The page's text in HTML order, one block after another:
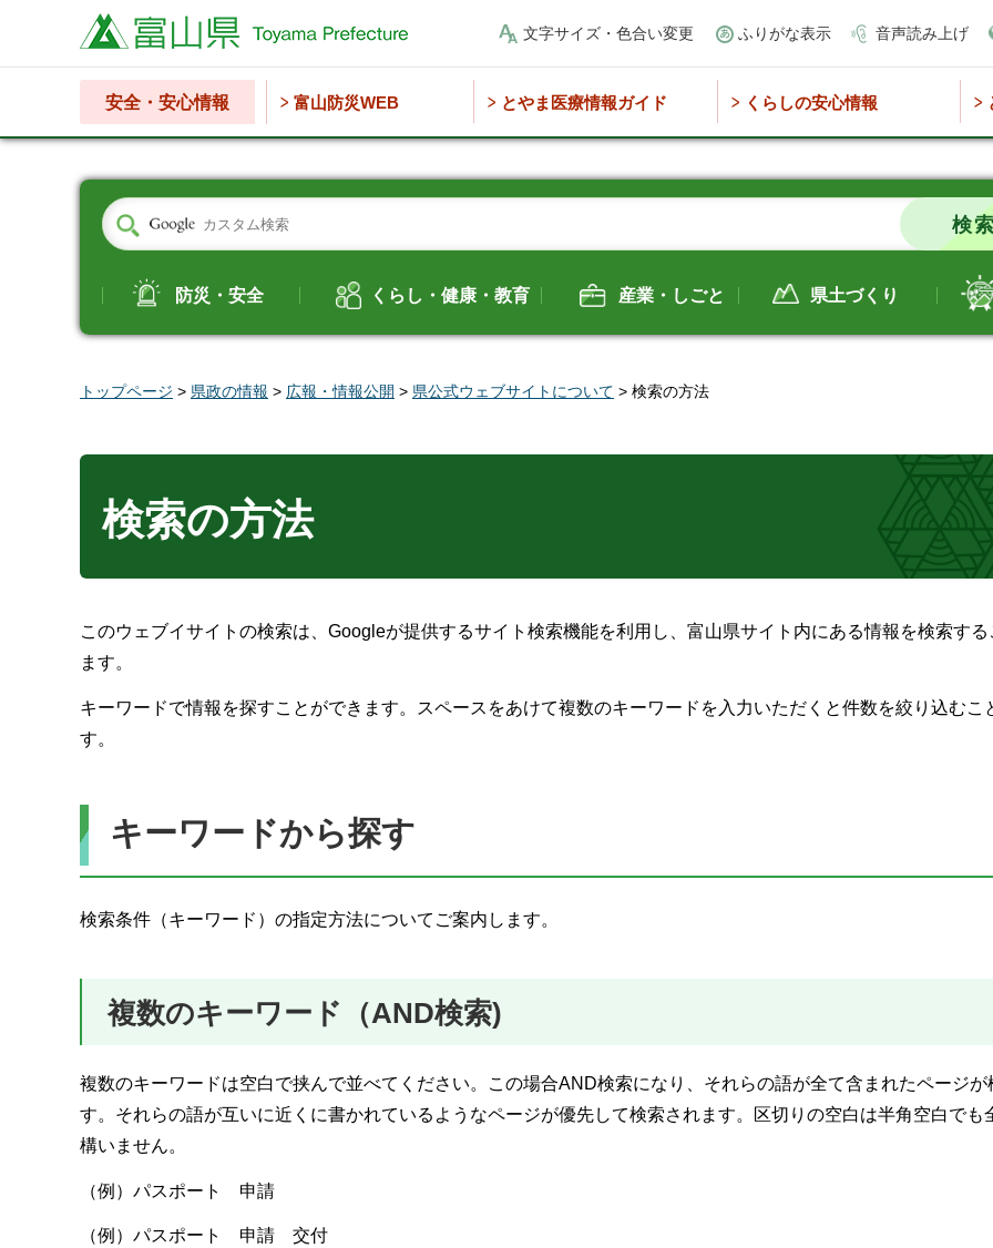
富山県 文字サイズ・色合い変更 ふりがな表示 音声読み上げ
安全・安心情報 富山防災WEB とやま医療情報ガイド くらしの安心情報
防災・安全 くらし・健康・教育 産業・しごと 県土づくり
トップページ > 県政の情報 > 広報・情報公開 > 県公式ウェブサイトについて > 検索の方法
検索の方法
このウェブイサイトの検索は、Googleが提供するサイト検索機能を利用し、富山県サイト内にある情報を検索す
ます。
キーワードで情報を探すことができます。スペースをあけて複数のキーワードを入力いただくと件数を絞り込むこ
す。
キーワードから探す
検索条件（キーワード）の指定方法についてご案内します。
複数のキーワード（AND検索)
複数のキーワードは空白で挟んで並べてください。この場合AND検索になり、それらの語が全て含まれたページが
す。それらの語が互いに近くに書かれているようなページが優先して検索されます。区切りの空白は半角空白でも
構いません。
（例）パスポート 申請
（例）パスポート 申請 交付